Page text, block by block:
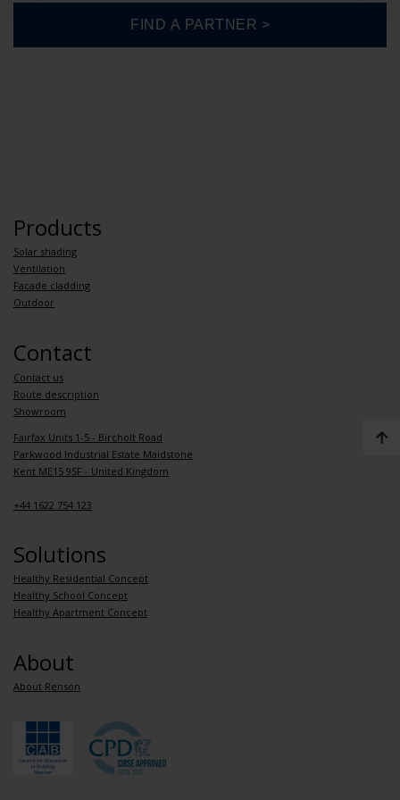
Products
Solar shading
Ventilation
Facade cladding
Outdoor
Contact
Contact us
Route description
Showroom
Fairfax Units 1-5 - Bircholt Road
Parkwood Industrial Estate Maidstone
Kent ME15 9SF - United Kingdom
+44 1622 754 123
Solutions
Healthy Residential Concept
Healthy School Concept
Healthy Apartment Concept
About
About Renson